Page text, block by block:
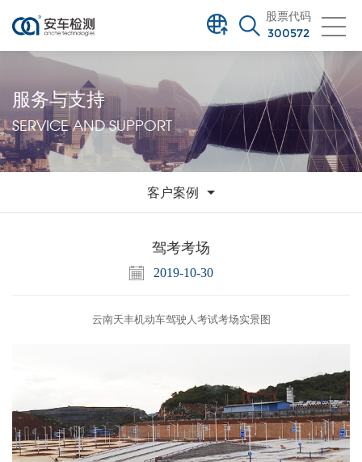
股票代码
300572
服务与支持
SERVICE AND SUPPORT
客户案例
驾考考场
2019-10-30
云南天丰机动车驾驶人考试考场实景图